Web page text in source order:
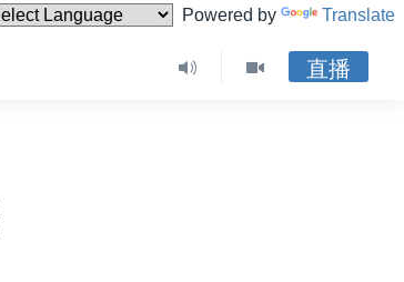
Powered by Translate
直播